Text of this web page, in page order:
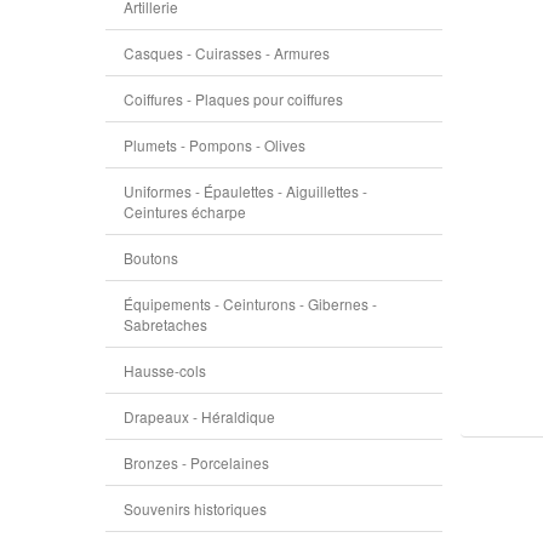
Artillerie
Casques - Cuirasses - Armures
Coiffures - Plaques pour coiffures
Plumets - Pompons - Olives
Uniformes - Épaulettes - Aiguillettes -
Ceintures écharpe
Boutons
Équipements - Ceinturons - Gibernes -
Sabretaches
Hausse-cols
Drapeaux - Héraldique
Bronzes - Porcelaines
Souvenirs historiques